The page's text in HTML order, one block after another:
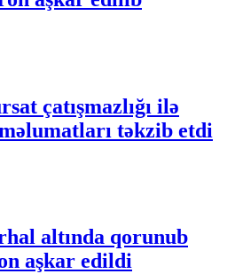
çatışmazlığı ilə
təkzib etdi
altında qorunub
aşkar edildi